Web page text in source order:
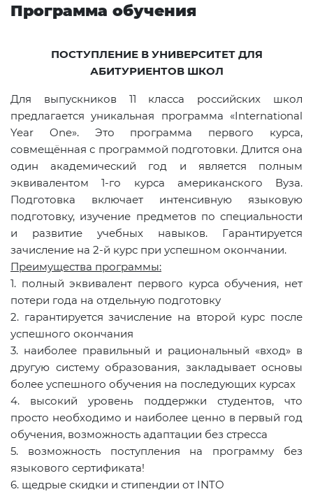
Программа обучения
ПОСТУПЛЕНИЕ В УНИВЕРСИТЕТ ДЛЯ
АБИТУРИЕНТОВ ШКОЛ
Для выпускников 11 класса российских школ
предлагается уникальная программа «International
Year One». Это программа первого курса,
совмещённая с программой подготовки. Длится она
один академический год и является полным
эквивалентом 1-го курса американского Вуза.
Подготовка включает интенсивную языковую
подготовку, изучение предметов по специальности
и развитие учебных навыков. Гарантируется
зачисление на 2-й курс при успешном окончании.
Преимущества программы:
1. полный эквивалент первого курса обучения, нет
потери года на отдельную подготовку
2. гарантируется зачисление на второй курс после
успешного окончания
3. наиболее правильный и рациональный «вход» в
другую систему образования, закладывает основы
более успешного обучения на последующих курсах
4. высокий уровень поддержки студентов, что
просто необходимо и наиболее ценно в первый год
обучения, возможность адаптации без стресса
5. возможность поступления на программу без
языкового сертификата!
6. щедрые скидки и стипендии от INTO